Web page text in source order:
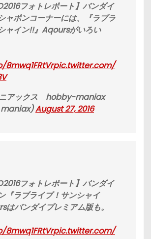
フォトレポート】バンダイ
ャポンコーナーには、『ラブラ
ャイン!!』Aqoursがいろい
pic.twitter.com/
アックス hobby-maniax
August 27, 2016
フォトレポート】バンダイ
『ラブライブ！サンシャイ
はバンダイプレミアム版も。
pic.twitter.com/